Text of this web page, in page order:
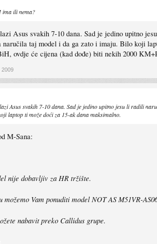
ima ili nema?
Asus svakih 7-10 dana. Sad je jedino upitno
naručila taj model i da ga zato i imaju. Bilo koji
ovdje će cijena (kad dođe) biti nekih 2000
2009
Asus svakih 7-10 dana. Sad je jedino upitno jesu li radili
laptop ti može doći za 15-ak dana maksimalno.
M-Sana:
nije dobavljiv za HR tržište.
možemo Vam ponuditi model NOT AS M51VR-
nabavit preko Callidus grupe.